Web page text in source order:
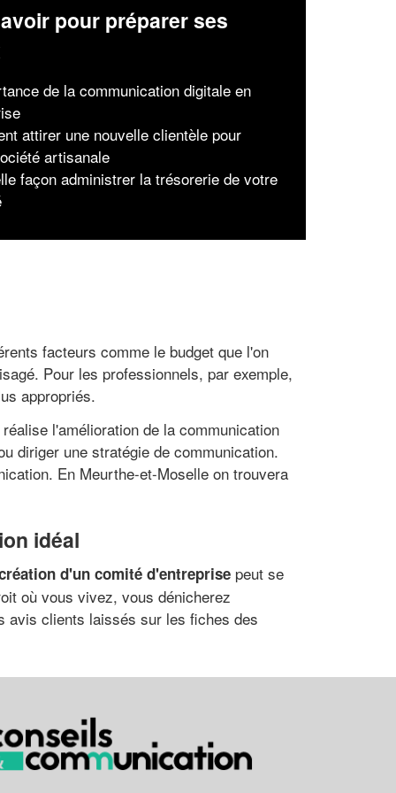
pour préparer ses
de la communication digitale en
attirer une nouvelle clientèle pour
artisanale
façon administrer la trésorerie de votre
facteurs comme le budget que l'on
Pour les professionnels, par exemple,
appropriés.
l'amélioration de la communication
diriger une stratégie de communication.
En Meurthe-et-Moselle on trouvera
idéal
d'un comité d'entreprise peut se
où vous vivez, vous dénicherez
avis clients laissés sur les fiches des